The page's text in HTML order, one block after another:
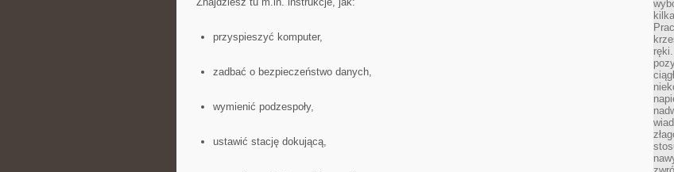
przyspieszyć komputer,
zadbać o bezpieczeństwo danych,
wymienić podzespoły,
ustawić stację dokującą,